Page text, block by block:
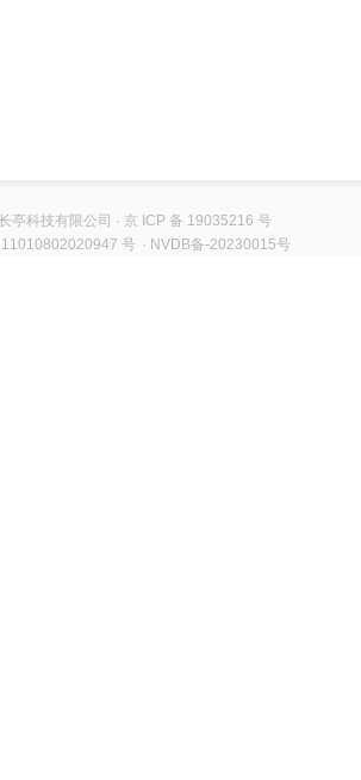
亭科技有限公司 · 京 ICP 备 19035216 号
11010802020947 号 · NVDB备-20230015号